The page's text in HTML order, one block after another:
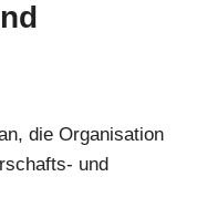
die Organisation
und